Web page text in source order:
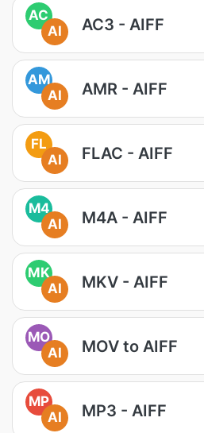
AC
AI
AC3 - AIFF
AM
AI
AMR - AIFF
FL
AI
FLAC - AIFF
M4
AI
M4A - AIFF
MK
AI
MKV - AIFF
MO
AI
MOV to AIFF
MP
AI
MP3 - AIFF